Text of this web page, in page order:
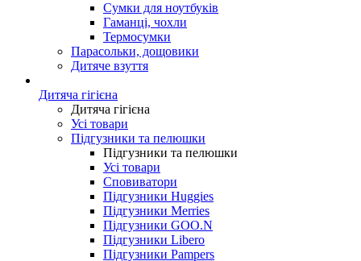
Сумки для ноутбуків
Гаманці, чохли
Термосумки
Парасольки, дощовики
Дитяче взуття
Дитяча гігієна
Дитяча гігієна
Усі товари
Підгузники та пелюшки
Підгузники та пелюшки
Усі товари
Сповиватори
Підгузники Huggies
Підгузники Merries
Підгузники GOO.N
Підгузники Libero
Підгузники Pampers